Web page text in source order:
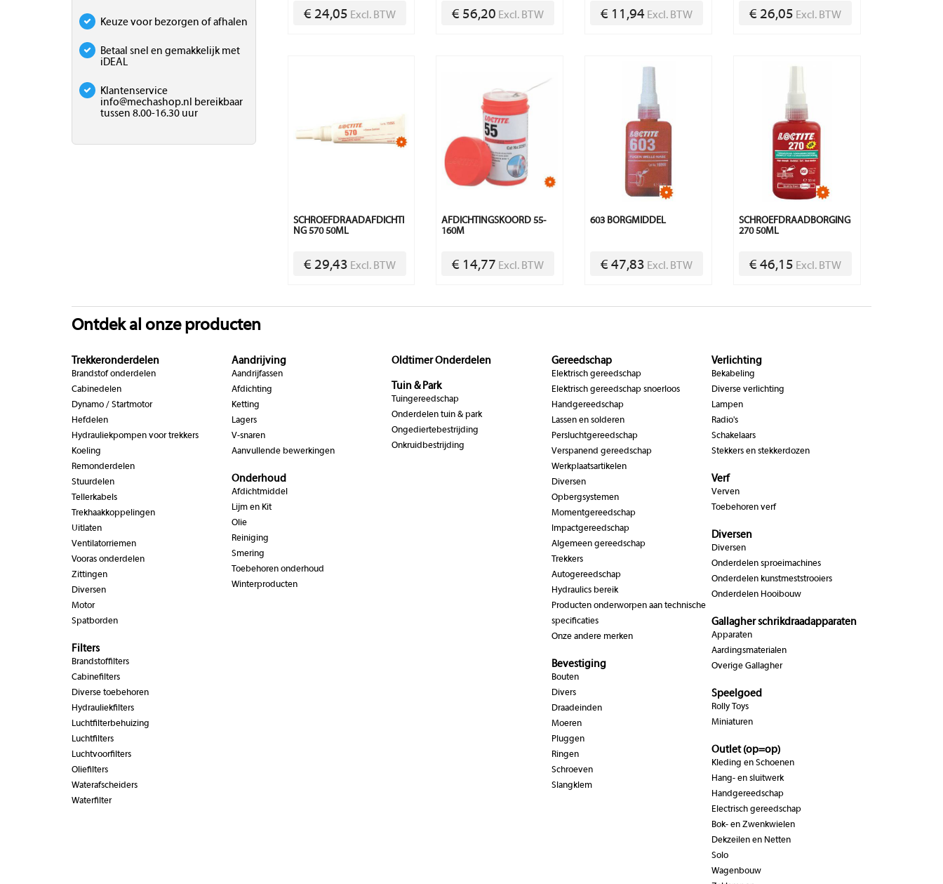
Keuze voor bezorgen of afhalen
Betaal snel en gemakkelijk met
iDEAL
Klantenservice
info@mechashop.nl
bereikbaar
tussen 8.00-16.30 uur
€ 24,05 Excl. BTW € 56,20 Excl. BTW € 11,94 Excl. BTW € 26,05 Excl. BTW
SCHROEFDRAADAFDICHTI
NG 570 50ML
€ 29,43 Excl. BTW
AFDICHTINGSKOORD 55-
160M
€ 14,77 Excl. BTW
603 BORGMIDDEL
€ 47,83 Excl. BTW
SCHROEFDRAADBORGING
270 50ML
€ 46,15 Excl. BTW
Ontdek al onze producten
Trekkeronderdelen
Brandstof onderdelen
Cabinedelen
Dynamo / Startmotor
Hefdelen
Hydrauliekpompen voor trekkers
Koeling
Remonderdelen
Stuurdelen
Tellerkabels
Trekhaakkoppelingen
Uitlaten
Ventilatorriemen
Vooras onderdelen
Zittingen
Diversen
Motor
Spatborden
Filters
Brandstoffilters
Cabinefilters
Diverse toebehoren
Hydrauliekfilters
Luchtfilterbehuizing
Luchtfilters
Luchtvoorfilters
Oliefilters
Waterafscheiders
Waterfilter
Aandrijving
Aandrijfassen
Afdichting
Ketting
Lagers
V-snaren
Aanvullende bewerkingen
Onderhoud
Afdichtmiddel
Lijm en Kit
Olie
Reiniging
Smering
Toebehoren onderhoud
Winterproducten
Oldtimer Onderdelen
Tuin & Park
Tuingereedschap
Onderdelen tuin & park
Ongediertebestrijding
Onkruidbestrijding
Gereedschap
Elektrisch gereedschap
Elektrisch gereedschap snoerloos
Handgereedschap
Lassen en solderen
Persluchtgereedschap
Verspanend gereedschap
Werkplaatsartikelen
Diversen
Opbergsystemen
Momentgereedschap
Impactgereedschap
Algemeen gereedschap
Trekkers
Autogereedschap
Hydraulics bereik
Producten onderworpen aan technische
specificaties
Onze andere merken
Bevestiging
Bouten
Divers
Draadeinden
Moeren
Pluggen
Ringen
Schroeven
Slangklem
Verlichting
Bekabeling
Diverse verlichting
Lampen
Radio's
Schakelaars
Stekkers en stekkerdozen
Verf
Verven
Toebehoren verf
Diversen
Diversen
Onderdelen sproeimachines
Onderdelen kunstmeststrooiers
Onderdelen Hooibouw
Gallagher schrikdraadapparaten
Apparaten
Aardingsmaterialen
Overige Gallagher
Speelgoed
Rolly Toys
Miniaturen
Outlet (op=op)
Kleding en Schoenen
Hang- en sluitwerk
Handgereedschap
Electrisch gereedschap
Bok- en Zwenkwielen
Dekzeilen en Netten
Solo
Wagenbouw